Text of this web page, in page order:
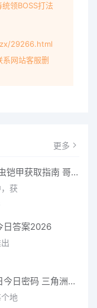
领BOSS打法
29266.html
网站客服删
更多
哥特王朝重制版爬虫铠甲获取指南 哥特王朝重制版爬虫铠甲获取方法
获
日答案2026
三角洲行动6月18日今日密码 三角洲行动2026年6月18今日摩斯密码分享
地